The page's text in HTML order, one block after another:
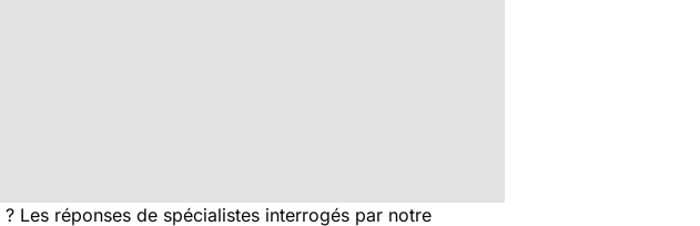
Les réponses de spécialistes interrogés par notre